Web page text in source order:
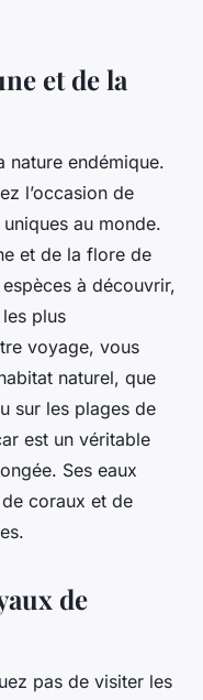
et de la
nature endémique.
l’occasion de
au monde.
et de la flore de
à découvrir,
plus
voyage, vous
naturel, que
sur les plages de
est un véritable
Ses eaux
coraux et de
de
pas de visiter les